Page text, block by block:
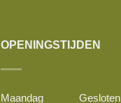
OPENINGSTIJDEN
Maandag Gesloten